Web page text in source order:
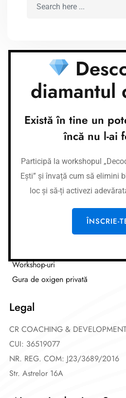
Conturi bancare
Nume cont: CR
Nume banca:Banca Transilvania
Nume banca: Banca Transilvania
IBAN:
Link-uri utile
Workshop-uri
Gura de oxigen privată
Legal
CR COACHING &
CUI: 36519077
NR. REG. COM: J23/3689/2016
Str. Astrelor 16A
diamantul
Există în tine un
încă nu l-ai
Participă la workshopul
Ești” și învață cum să elimini
loc și să-ți activezi
ÎNSCRIE-